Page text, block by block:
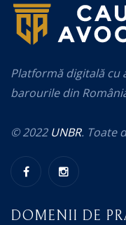
Platformă digitală cu
barourile din
© 2022 UNBR. Toate
DOMENII DE